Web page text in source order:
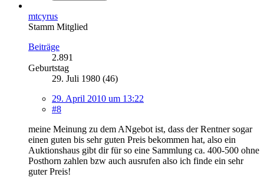
mtcyrus
Stamm Mitglied
Beiträge
2.891
Geburtstag
29. Juli 1980 (46)
29. April 2010 um 13:22
#8
meine Meinung zu dem ANgebot ist, dass der Rentner sogar
einen guten bis sehr guten Preis bekommen hat, also ein
Auktionshaus gibt dir für so eine Sammlung ca. 400-500 ohne
Posthorn zahlen bzw auch ausrufen also ich finde ein sehr
guter Preis!